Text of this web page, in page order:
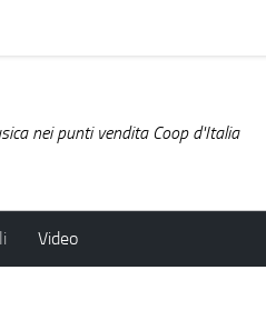
nei punti vendita Coop d'Italia
Video